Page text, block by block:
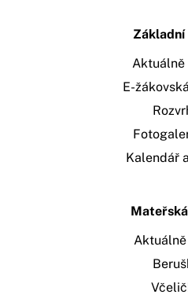
Základní
Aktuálně
E-
Kalendář
Aktuálně